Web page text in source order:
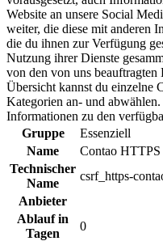
Website an unsere Social
weiter, die diese mit anderen
die du ihnen zur Verfügung
Nutzung ihrer Dienste
von den von uns beauftragten
Übersicht kannst du einzelne
Kategorien an- und
Informationen zu den
Gruppe
Essenziell
Name
Contao
Technischer
Name
csrf_https-
Anbieter
Ablauf in
Tagen
0